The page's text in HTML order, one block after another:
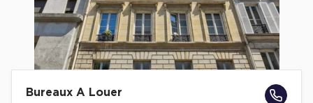
Bureaux A Louer